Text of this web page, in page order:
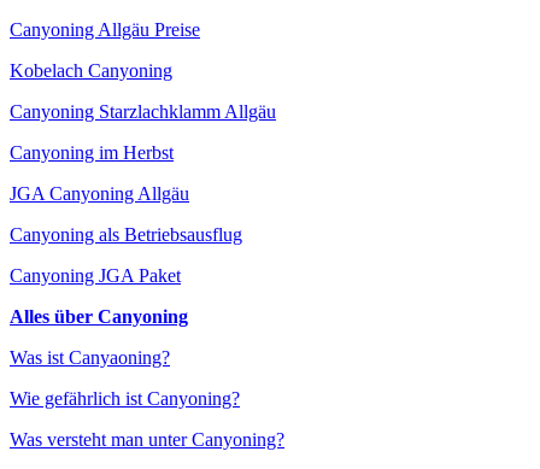
Canyoning Allgäu Preise
Kobelach Canyoning
Canyoning Starzlachklamm Allgäu
Canyoning im Herbst
JGA Canyoning Allgäu
Canyoning als Betriebsausflug
Canyoning JGA Paket
Alles über Canyoning
Was ist Canyaoning?
Wie gefährlich ist Canyoning?
Was versteht man unter Canyoning?